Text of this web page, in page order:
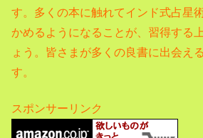
す。 多くの本に触れてインド式占星
かめるようになることが、習得する
ょう。 皆さまが多くの良書に出会え
す。
スポンサーリンク